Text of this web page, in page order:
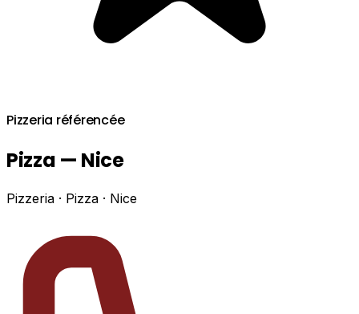
Pizzeria référencée
Pizza — Nice
Pizzeria · Pizza · Nice